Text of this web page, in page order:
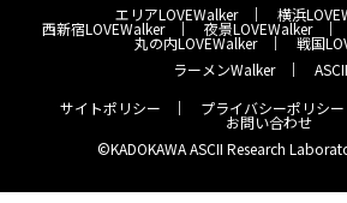
エリアLOVEWalker 横浜
西新宿LOVEWalker 夜景LOVEWalker
丸の内LOVEWalker
戦国
ラーメンWalker
サイトポリシー
プライバシーポリシー
お問い合わせ
©KADOKAWA ASCII Research